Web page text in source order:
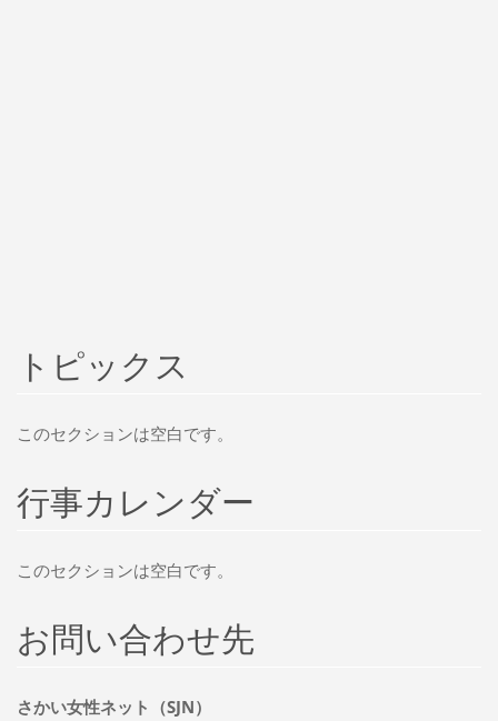
トピックス
このセクションは空白です。
行事カレンダー
このセクションは空白です。
お問い合わせ先
さかい女性ネット（SJN）